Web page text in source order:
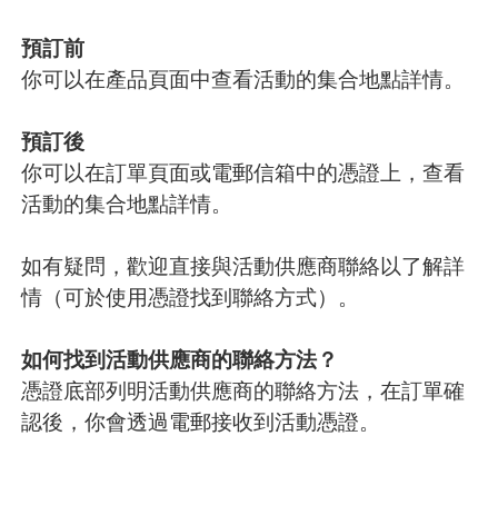
預訂前
你可以在產品頁面中查看活動的集合地點詳情。
預訂後
你可以在訂單頁面或電郵信箱中的憑證上，查看
活動的集合地點詳情。
如有疑問，歡迎直接與活動供應商聯絡以了解詳
情（可於使用憑證找到聯絡方式）。
如何找到活動供應商的聯絡方法？
憑證底部列明活動供應商的聯絡方法，在訂單確
認後，你會透過電郵接收到活動憑證。